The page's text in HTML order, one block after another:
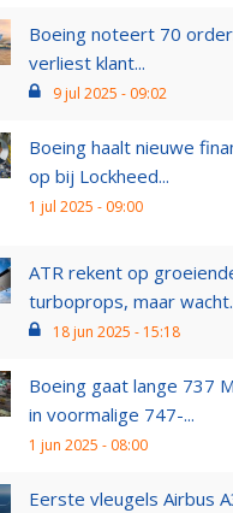
Boeing noteert 70
verliest klant...
9 jul 2025 - 09:02
Boeing haalt nieuwe
op bij Lockheed...
1 jul 2025 - 09:00
ATR rekent op
turboprops, maar
18 jun 2025 - 15:18
Boeing gaat lange 737
in voormalige 747-...
1 jun 2025 - 08:00
Eerste vleugels Airbus